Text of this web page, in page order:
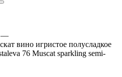
—
вино игристое полусладкое
76 Muscat sparkling semi-